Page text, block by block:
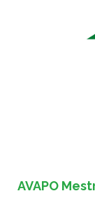
AVAPO